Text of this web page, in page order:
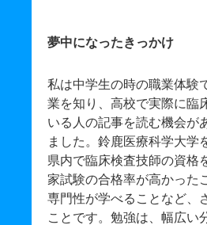
夢中になったきっかけ
私は中学生の時の職業体験
業を知り、高校で実際に臨
いる人の記事を読む機会が
ました。鈴鹿医療科学大学
県内で臨床検査技師の資格
家試験の合格率が高かった
専門性が学べることなど、
ことです。勉強は、幅広い